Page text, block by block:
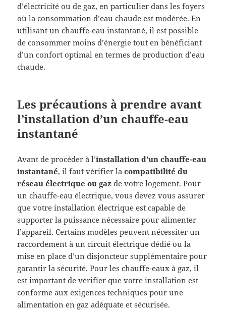
d’électricité ou de gaz, en particulier dans les foyers
où la consommation d’eau chaude est modérée. En
utilisant un chauffe-eau instantané, il est possible
de consommer moins d’énergie tout en bénéficiant
d’un confort optimal en termes de production d’eau
chaude.
Les précautions à prendre avant
l’installation d’un chauffe-eau
instantané
Avant de procéder à l’installation d’un chauffe-eau
instantané, il faut vérifier lacompatibilité du
réseau électrique ou gaz de votre logement. Pour
un chauffe-eau électrique, vous devez vous assurer
que votre installation électrique est capable de
supporter la puissance nécessaire pour alimenter
l’appareil. Certains modèles peuvent nécessiter un
raccordement à un circuit électrique dédié ou la
mise en place d’un disjoncteur supplémentaire pour
garantir la sécurité. Pour les chauffe-eaux à gaz, il
est important de vérifier que votre installation est
conforme aux exigences techniques pour une
alimentation en gaz adéquate et sécurisée.